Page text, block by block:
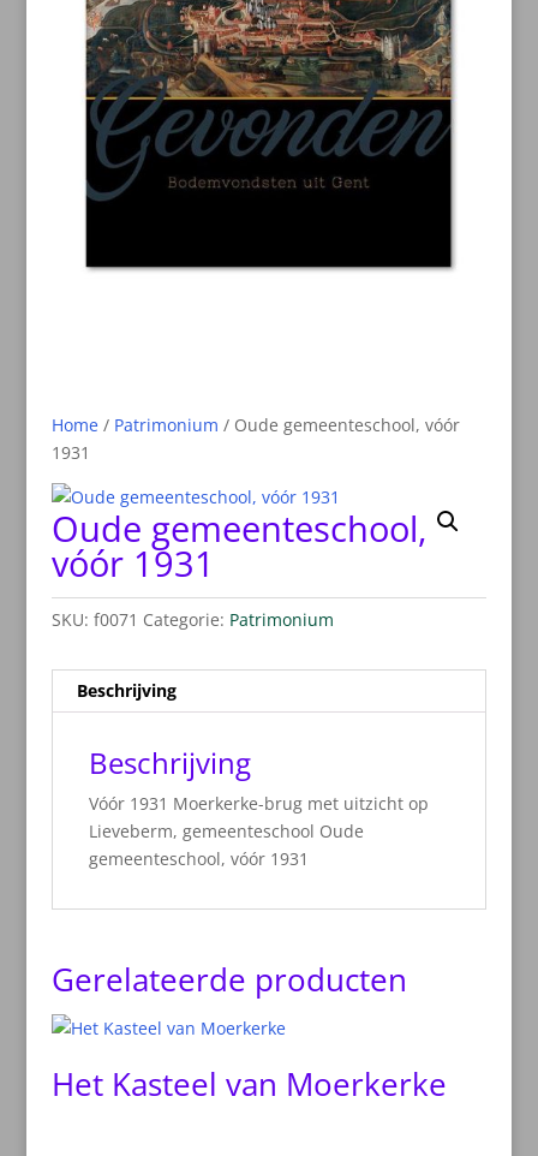
Home/ Patrimonium / Oude gemeenteschool, vóór
1931
Oude gemeenteschool,
vóór 1931
SKU: f0071 Categorie: Patrimonium
Beschrijving
Beschrijving
Vóór 1931 Moerkerke-brug met uitzicht op
Lieveberm, gemeenteschool Oude
gemeenteschool, vóór 1931
Gerelateerde producten
Het Kasteel van Moerkerke